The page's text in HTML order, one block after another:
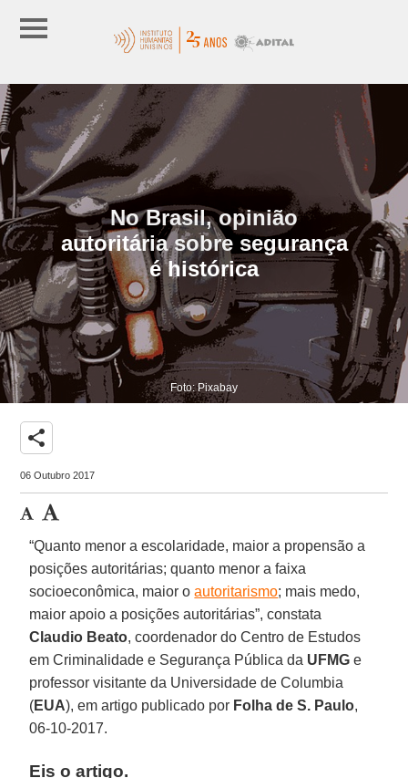
No Brasil, opinião
autoritária sobre segurança
é histórica
Foto: Pixabay
share
06 Outubro 2017
“Quanto menor a escolaridade, maior a propensão a
posições autoritárias; quanto menor a faixa
socioeconômica, maior oautoritarismo; mais medo,
maior apoio a posições autoritárias”, constata
Claudio Beato, coordenador do Centro de Estudos
em Criminalidade e Segurança Pública da UFMG e
professor visitante da Universidade de Columbia
(EUA), em artigo publicado por Folha de S. Paulo,
06-10-2017.
Eis o artigo.